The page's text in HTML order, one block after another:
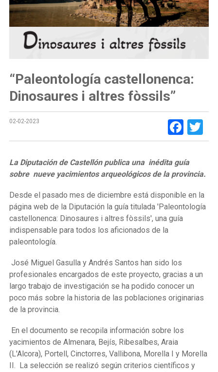
“Paleontología castellonenca:
Dinosaures i altres fòssils”
02-02-2023
La Diputación de Castellón publica una inédita guía
sobre nueve yacimientos arqueológicos de la provincia.
Desde el pasado mes de diciembre está disponible en la
página web de la Diputación la guía titulada 'Paleontología
castellonenca: Dinosaures i altres fòssils', una guía
indispensable para todos los aficionados de la
paleontología.
José Miguel Gasulla y Andrés Santos han sido los
profesionales encargados de este proyecto, gracias a un
largo trabajo de investigación se ha podido conocer un
poco más sobre la historia de las poblaciones originarias
de la provincia.
En el documento se recopila información sobre los
yacimientos de Almenara, Bejís, Ribesalbes, Araia
(L'Alcora), Portell, Cinctorres, Vallibona, Morella I y Morella
II. La selección se realizó según criterios científicos y